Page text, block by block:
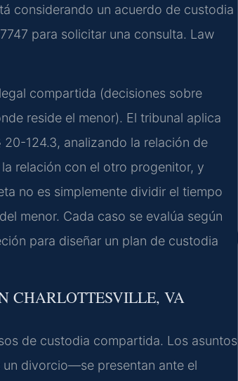
considerando un acuerdo de custodia
para solicitar una consulta. Law
compartida (decisiones sobre
reside el menor). El tribunal aplica
124.3, analizando la relación de
relación con el otro progenitor, y
no es simplemente dividir el tiempo
menor. Cada caso se evalúa según
para diseñar un plan de custodia
CHARLOTTESVILLE, VA
de custodia compartida. Los asuntos
divorcio—se presentan ante el